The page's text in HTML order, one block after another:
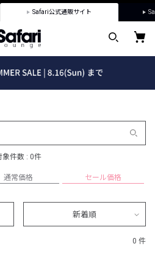
Safari公式通販サイト
象件数 : 0件
通常価格 セール価格
新着順
0 件